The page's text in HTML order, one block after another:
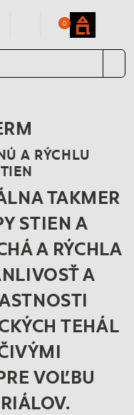
0
A RÝCHLU
TAKMER
STIEN A
A RÝCHLA
A
TEHÁL
VOĽBU